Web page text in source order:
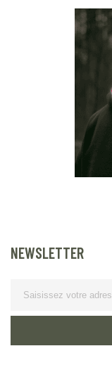
NEWSLETTER